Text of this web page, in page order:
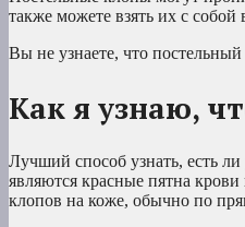
также можете взять их с
Вы не узнаете, что
Как я узнаю,
Лучший способ узнать, есть
являются красные пятна
клопов на коже, обычно по